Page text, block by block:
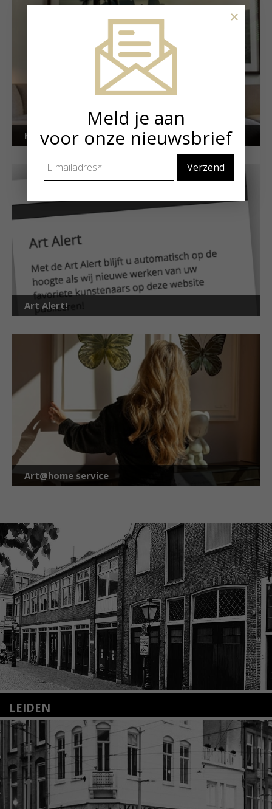
Kunstuitleen voor particulieren
Art Alert!
Art@home service
LEIDEN
Nieuwstraat 35
2312 KA Leiden
+31(0)71 – 52 84 480
info@kunsthuisleiden.nl
Lees meer
Meld je aan
voor onze nieuwsbrief
mailadres *
×